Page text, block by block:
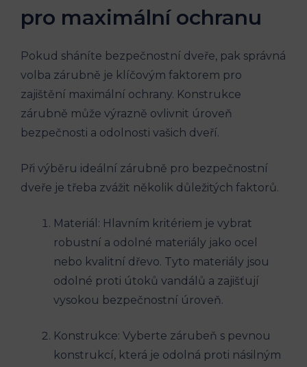
pro maximální ochranu
Pokud sháníte bezpečnostní dveře, pak správná
volba zárubně je klíčovým faktorem pro
zajištění maximální ochrany. Konstrukce
zárubně může výrazně ovlivnit úroveň
bezpečnosti a odolnosti vašich dveří.
Při výběru ideální zárubně pro bezpečnostní
dveře je třeba zvážit několik důležitých faktorů.
Materiál: Hlavním kritériem je vybrat
robustní a odolné materiály jako ocel
nebo kvalitní dřevo. Tyto materiály jsou
odolné proti útoků vandálů a zajišťují
vysokou bezpečnostní úroveň.
Konstrukce: Vyberte zárubeň s pevnou
konstrukcí, která je odolná proti násilným